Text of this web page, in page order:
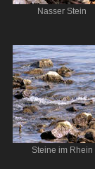
Nasser Stein
Steine im Rhein